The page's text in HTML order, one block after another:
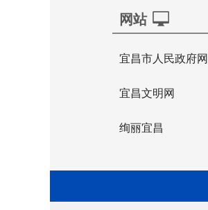
网站
宜昌市人民政府网
宜昌文明网
绚丽宜昌